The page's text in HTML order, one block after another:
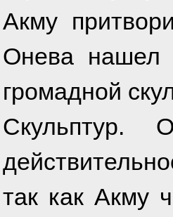
Акму
Онева нашел
громадной
так как Акму